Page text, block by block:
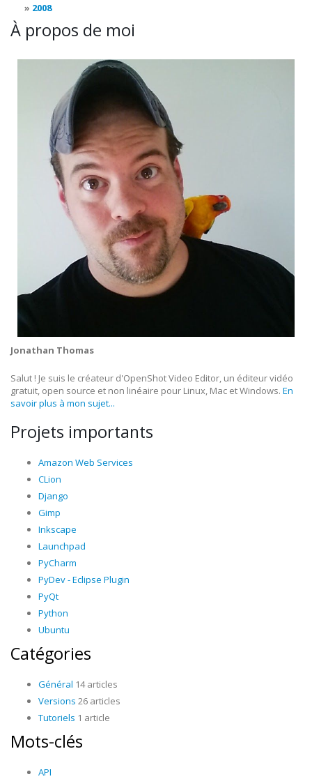
2008
À propos de moi
Jonathan Thomas
Salut ! Je suis le créateur d'OpenShot Video Editor, un éditeur vidéo
gratuit, open source et non linéaire pour Linux, Mac et Windows. En
savoir plus à mon sujet...
Projets importants
Amazon Web Services
CLion
Django
Gimp
Inkscape
Launchpad
PyCharm
PyDev - Eclipse Plugin
PyQt
Python
Ubuntu
Catégories
Général 14 articles
Versions 26 articles
Tutoriels 1 article
Mots-clés
API